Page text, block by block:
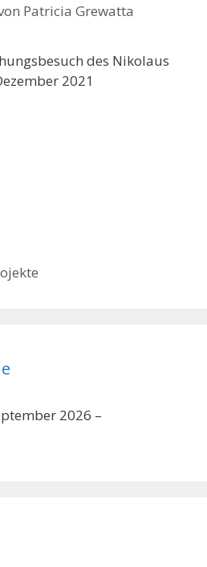
Patricia Grewatta
des Nikolaus
2021
2026 –